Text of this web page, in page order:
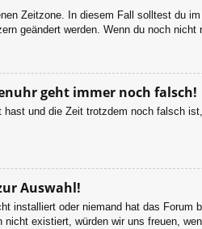
Zeitzone. In diesem Fall solltest du
geändert werden. Wenn du noch
geht immer noch falsch!
und die Zeit trotzdem noch falsch
Auswahl!
installiert oder niemand hat das
existiert, würden wir uns freuen,